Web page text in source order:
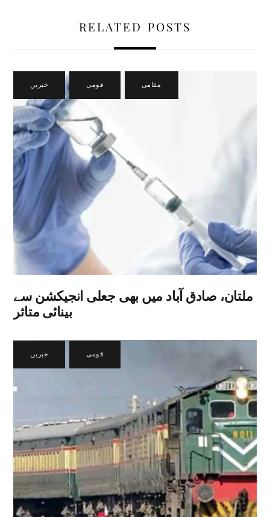
RELATED POSTS
خبریں , قومی مقامی
ملتان، صادق آباد میں بھی جعلی انجیکشن سے
بینائی متاثر
خبریں قومی